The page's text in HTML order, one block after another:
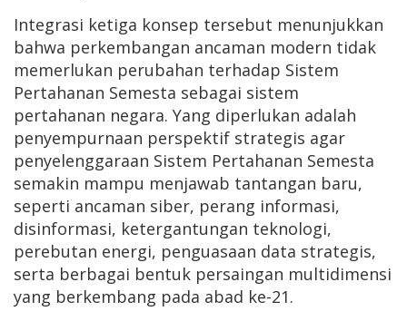
Integrasi ketiga konsep tersebut menunjukkan
bahwa perkembangan ancaman modern tidak
memerlukan perubahan terhadap Sistem
Pertahanan Semesta sebagai sistem
pertahanan negara. Yang diperlukan adalah
penyempurnaan perspektif strategis agar
penyelenggaraan Sistem Pertahanan Semesta
semakin mampu menjawab tantangan baru,
seperti ancaman siber, perang informasi,
disinformasi, ketergantungan teknologi,
perebutan energi, penguasaan data strategis,
serta berbagai bentuk persaingan multidimensi
yang berkembang pada abad ke-21.